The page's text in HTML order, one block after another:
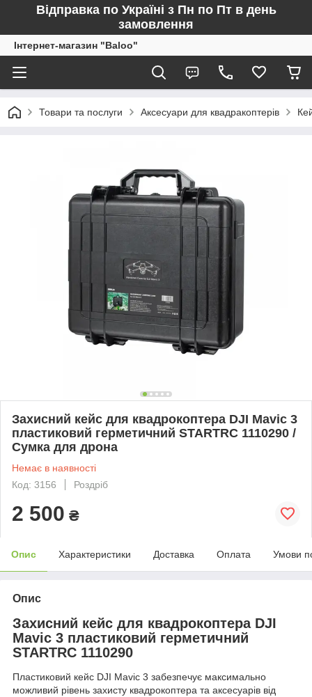
Відправка по Україні з Пн по Пт в день
замовлення
Інтернет-магазин "Baloo"
Товари та послуги Аксесуари для квадракоптерів
Захисний кейс для квадрокоптера DJI Mavic 3
пластиковий герметичний STARTRC 1110290 /
Сумка для дрона
Немає в наявності
Код: 3156
Роздріб
2 500 ₴
Опис Характеристики Доставка Оплата Умови
Опис
Захисний кейс для квадрокоптера DJI
Mavic 3 пластиковий герметичний
STARTRC 1110290
Пластиковий кейс DJI Mavic 3 забезпечує максимально
можливий рівень захисту квадрокоптера та аксесуарів від